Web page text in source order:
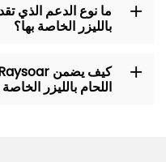
ما نوع الدعم الذي
بالليزر الخاصة بها؟
اللحام بالليزر